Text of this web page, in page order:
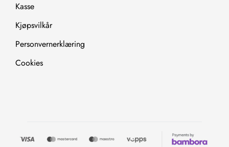
Kasse
Kjøpsvilkår
Personvernerklæring
Cookies